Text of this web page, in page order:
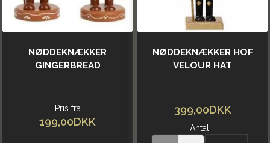
NØDDEKNÆKKER
GINGERBREAD
Pris fra
199,00DKK
NØDDEKNÆKKER HOF
VELOUR HAT
399,00DKK
Antal